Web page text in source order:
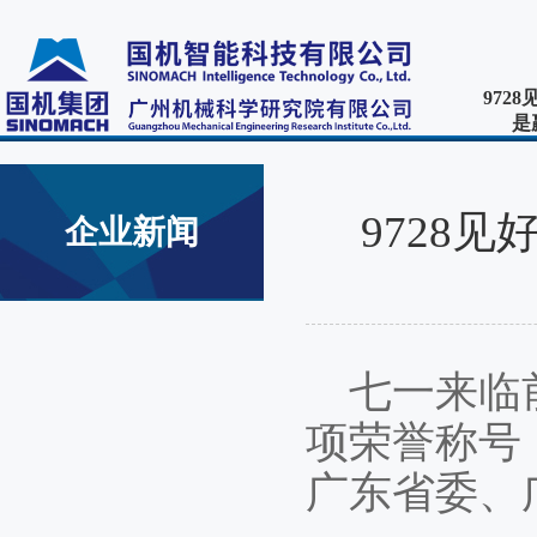
9728
是
企业新闻 9728见
七一来临
项荣誉称号
广东省委